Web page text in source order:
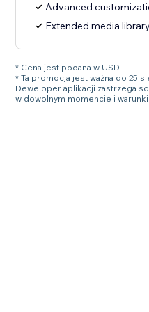
Advanced
Extended media
* Cena jest podana w USD.
* Ta promocja jest ważna do 25
Deweloper aplikacji zastrzega
w dowolnym momencie i